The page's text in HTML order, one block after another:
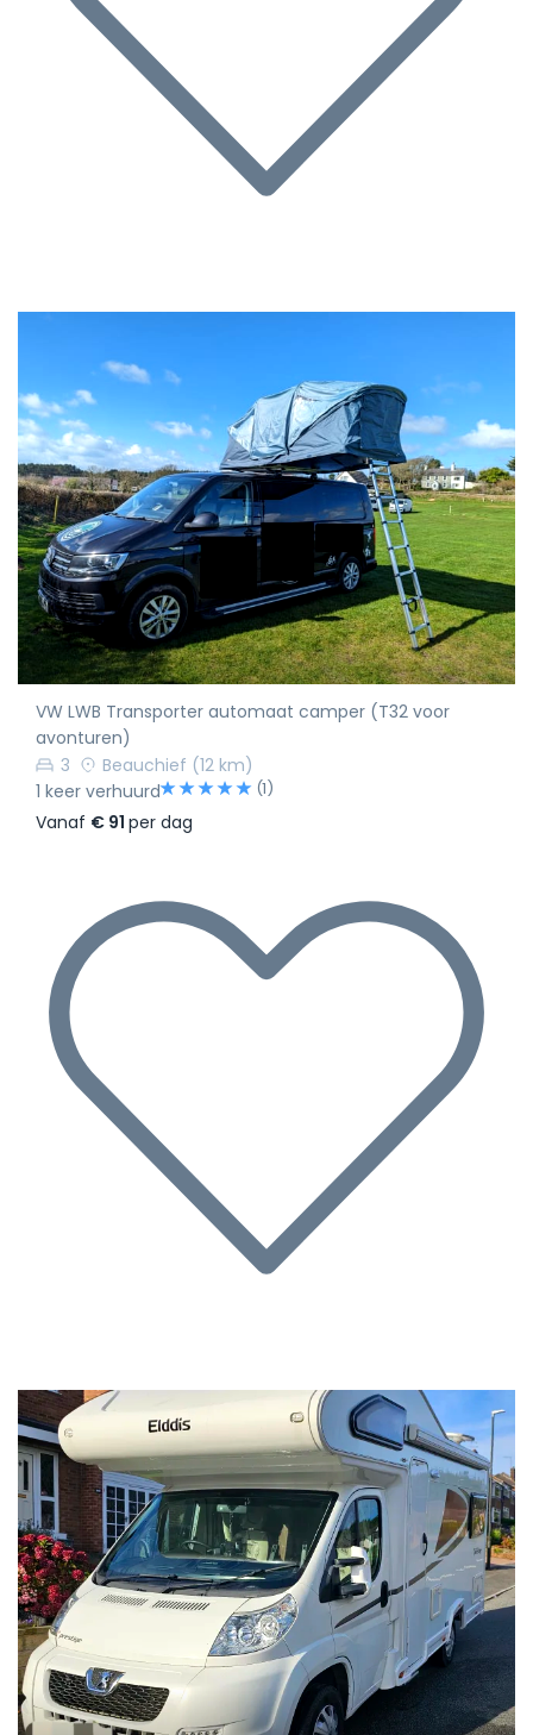
VW LWB Transporter automaat camper (T32 voor
avonturen)
3
Beauchief (12 km)
1 keer verhuurd
(1)
Vanaf € 91 per dag